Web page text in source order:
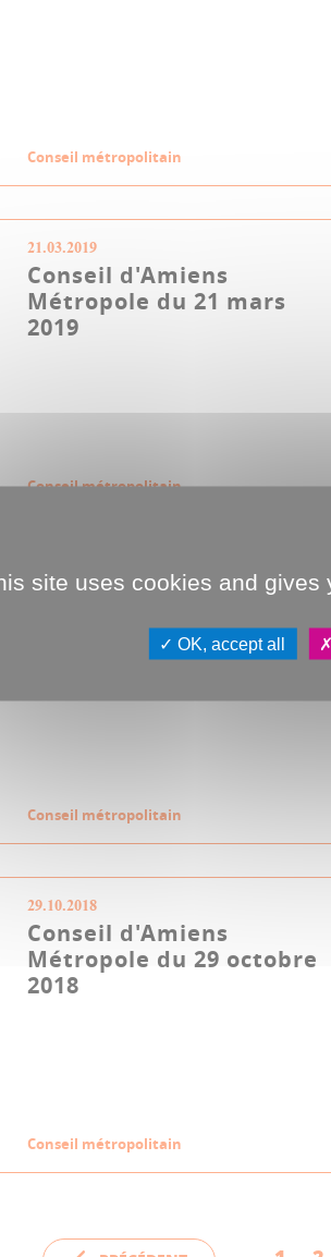
Conseil métropolitain
21.03.2019
Conseil d'Amiens
Métropole du 21 mars
2019
Conseil métropolitain
20.12.2018
Métropole du 20
décembre 2018
Conseil métropolitain
29.10.2018
Conseil d'Amiens
Métropole du 29 octobre
2018
Conseil métropolitain
site uses cookies and gives
OK, accept all